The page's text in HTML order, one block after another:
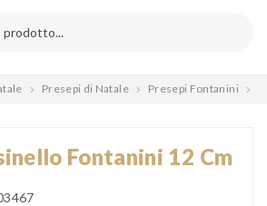
Presepi di Natale Presepi Fontanini
Fontanini 12 Cm